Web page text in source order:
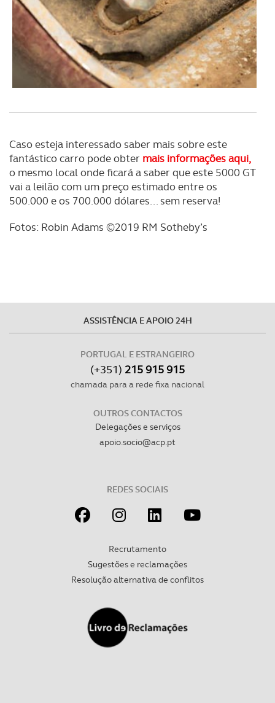
Caso esteja interessado saber mais sobre este
fantástico carro pode obter mais informações aqui,
o mesmo local onde ficará a saber que este 5000 GT
vai a leilão com um preço estimado entre os
500.000 e os 700.000 dólares... sem reserva!
Fotos: Robin Adams ©2019 RM Sotheby’s
ASSISTÊNCIA E APOIO 24H
PORTUGAL E ESTRANGEIRO
(+351) 215 915 915
chamada para a rede fixa nacional
OUTROS CONTACTOS
Delegações e serviços
apoio.socio@acp.pt
REDES SOCIAIS
Recrutamento
Sugestões e reclamações
Resolução alternativa de conflitos